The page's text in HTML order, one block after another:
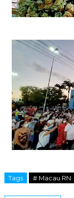
Tags # Macau RN